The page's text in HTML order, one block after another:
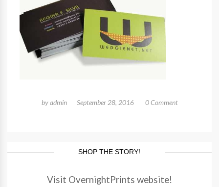
byadmin September 28, 2016 0 Comment
SHOP THE STORY!
Visit OvernightPrints website!